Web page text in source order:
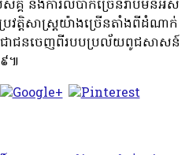
គ្គ និងការលំបាកច្រើនរាប់មិនអស់
ត្តិសាស្រ្តយ៉ាងច្រើនតាំងពីដំណាក់
ជាជនចេញពីរបបប្រល័យពូជសាសន៍
៕